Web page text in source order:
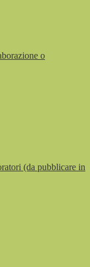
o
(da pubblicare in